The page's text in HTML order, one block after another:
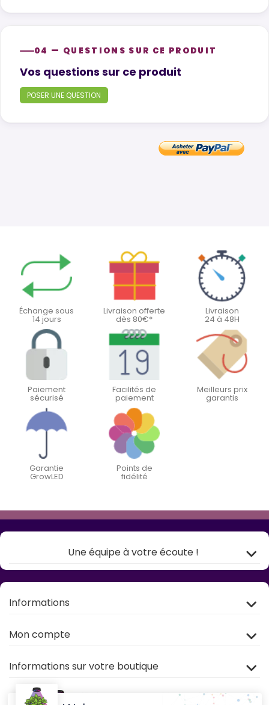
04 — QUESTIONS SUR CE PRODUIT
Product questions
Vos questions sur ce produit
POSER UNE QUESTION
Échange sous
14 jours
Livraison offerte
dès 80€*
Livraison
24 à 48H
Paiement
sécurisé
Facilités de
paiement
Meilleurs prix
garantis
Garantie
GrowLED
Points de
fidélité
Une équipe à votre écoute !
Informations
Mon compte
Informations sur votre boutique